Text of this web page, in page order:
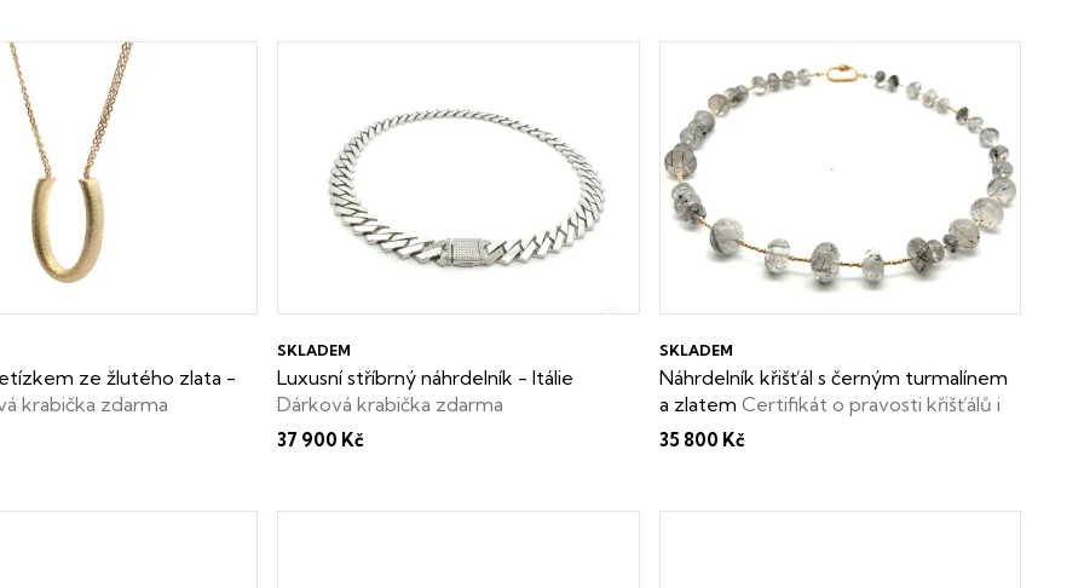
ze žlutého zlata -
krabička zdarma
Luxusní stříbrný náhrdelník - Itálie
Dárková krabička zdarma
SKLADEM
37 900 Kč
Náhrdelník křišťál s černým turmalínem
a zlatem Certifikát o pravosti křišťálů i
dárková krabička zdarma
SKLADEM
35 800 Kč